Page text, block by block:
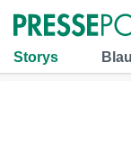
Storys